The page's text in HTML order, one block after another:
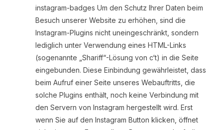
instagram-badges Um den Schutz Ihrer Daten beim
Besuch unserer Website zu erhöhen, sind die
Instagram-Plugins nicht uneingeschränkt, sondern
lediglich unter Verwendung eines HTML-Links
(sogenannte „Shariff“-Lösung von c‘t) in die Seite
eingebunden. Diese Einbindung gewährleistet, dass
beim Aufruf einer Seite unseres Webauftritts, die
solche Plugins enthält, noch keine Verbindung mit
den Servern von Instagram hergestellt wird. Erst
wenn Sie auf den Instagram Button klicken, öffnet